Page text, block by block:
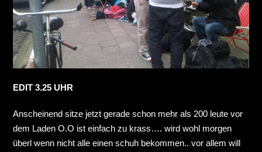
EDIT 3.25 UHR
Anscheinend sitze jetzt gerade schon mehr als 200 leute vor
dem Laden O.O ist einfach zu krass…. wird wohl morgen
überl wenn nicht alle einen schuh bekommen.. vor allem will